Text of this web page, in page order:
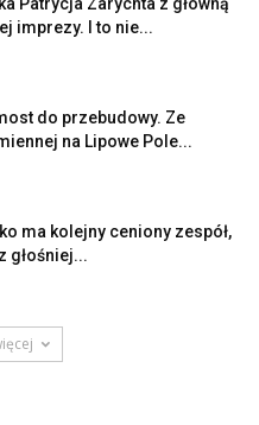
imprezy. I to nie...
do przebudowy. Ze
na Lipowe Pole...
ma kolejny ceniony zespół,
głośniej...